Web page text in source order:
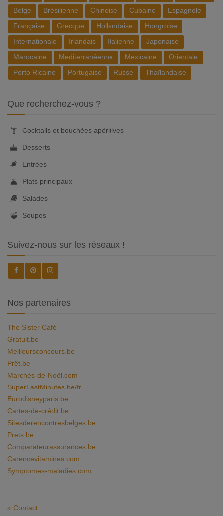
Belge
Brésilienne Chinoise Cubaine
Espagnole
Française
Grecque Hollandaise
Hongroise
Internationale
Irlandais Italienne
Japonaise
Marocaine
Mediterranéenne Mexicaine
Orientale
Porto Ricaine
Portugaise Russe Thaïlandaise
Que recherchez-vous ?
Cocktails et bouchées apéritives
Desserts
Entrées
Plats principaux
Salades
Soupes
Suivez-nous sur les réseaux !
Nos partenaires
The Sister Café
Gratuit.be
Meilleursconcours.be
Prêt.be
Marchés-de-Noël.com
SuperLastMinutes.be/fr
Eurodisneyparis.be
Cartes-de-crédit.be
Sitesderencontresbelges.be
Prets.be
Comparateurassurances.be
Carencevitamines.com
Symptomes-maladies.com
Contact